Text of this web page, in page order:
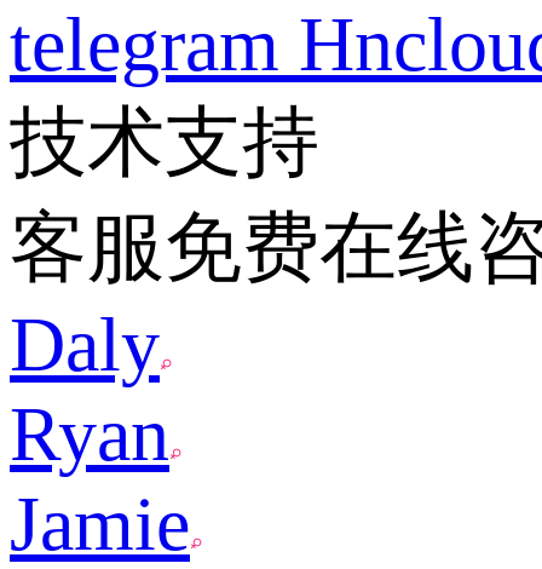
telegram
技术支持
客服免费在线
Daly
Ryan
Jamie